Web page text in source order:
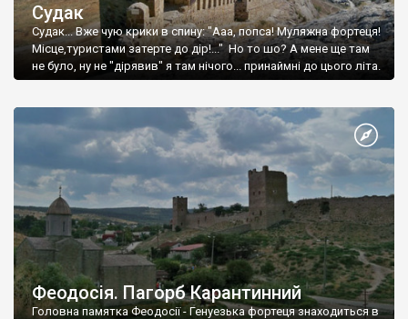
Судак
Судак... Вже чую крики в спину: "Ааа, попса! Муляжна фортеця!
Місце,туристами затерте до дір!..." Но то шо? А мене ще там
не було, ну не "дірявив" я там нічого... принаймні до цього літа.
Феодосія. Пагорб Карантинний
Головна памятка Феодосії - Генуезька фортеця знаходиться в